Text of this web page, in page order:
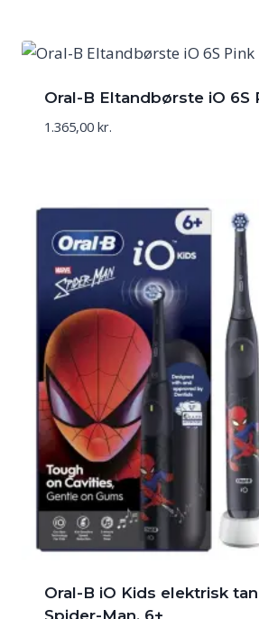
Oral-B Eltandbørste iO 6S
1.365,00 kr.
Oral-B iO Kids elektrisk